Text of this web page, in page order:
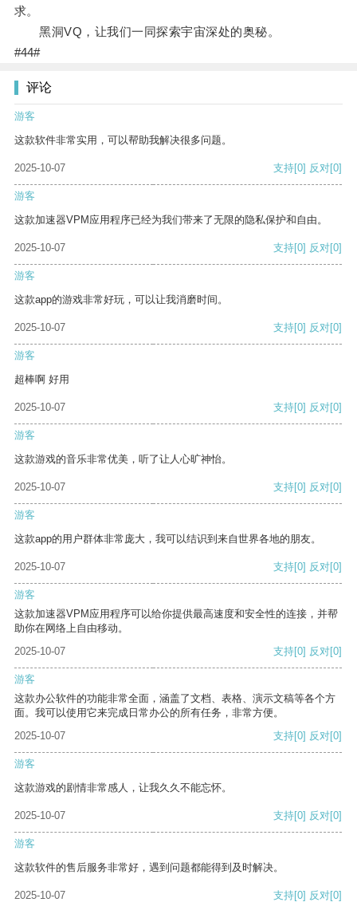
求。
黑洞VQ，让我们一同探索宇宙深处的奥秘。
#44#
评论
游客
这款软件非常实用，可以帮助我解决很多问题。
2025-10-07 支持[0] 反对[0]
游客
这款加速器VPM应用程序已经为我们带来了无限的隐私保护和自由。
2025-10-07 支持[0] 反对[0]
游客
这款app的游戏非常好玩，可以让我消磨时间。
2025-10-07 支持[0] 反对[0]
游客
超棒啊 好用
2025-10-07 支持[0] 反对[0]
游客
这款游戏的音乐非常优美，听了让人心旷神怡。
2025-10-07 支持[0] 反对[0]
游客
这款app的用户群体非常庞大，我可以结识到来自世界各地的朋友。
2025-10-07 支持[0] 反对[0]
游客
这款加速器VPM应用程序可以给你提供最高速度和安全性的连接，并帮
助你在网络上自由移动。
2025-10-07
支持[0] 反对[0]
游客
这款办公软件的功能非常全面，涵盖了文档、表格、演示文稿等各个方
面。我可以使用它来完成日常办公的所有任务，非常方便。
2025-10-07
支持[0] 反对[0]
游客
这款游戏的剧情非常感人，让我久久不能忘怀。
2025-10-07 支持[0] 反对[0]
游客
这款软件的售后服务非常好，遇到问题都能得到及时解决。
2025-10-07 支持[0] 反对[0]